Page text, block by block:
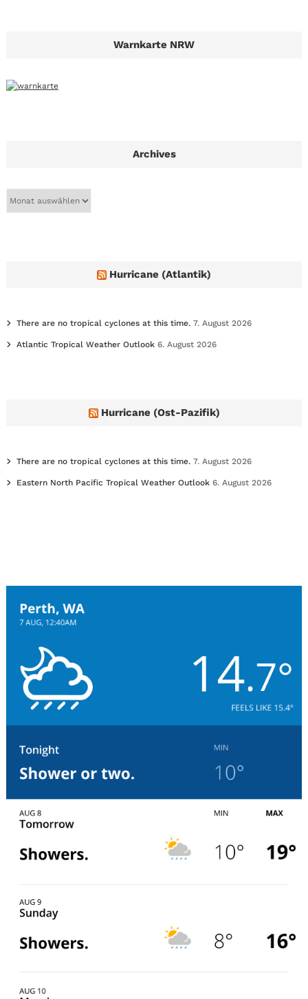
Warnkarte NRW
Archives
Hurricane (Atlantik)
There are no tropical cyclones at this time. 7. August 2026
Atlantic Tropical Weather Outlook 6. August 2026
Hurricane (Ost-Pazifik)
There are no tropical cyclones at this time. 7. August 2026
Eastern North Pacific Tropical Weather Outlook 6. August 2026